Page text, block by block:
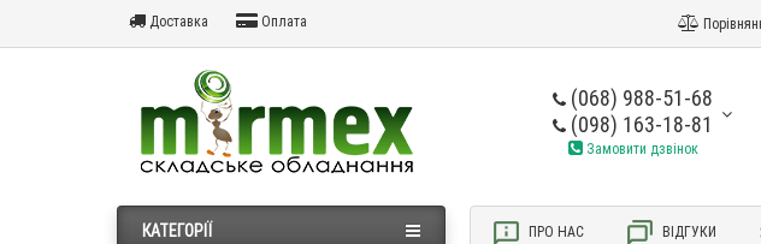
Доставка Оплата
(068) 988-51-68
(098) 163-18-81
Замовити дзвінок
КАТЕГОРІЇ ПРО НАС ВІДГУКИ